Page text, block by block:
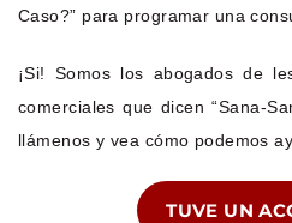
Caso?” para programar una
¡Si! Somos los abogados de
comerciales que dicen “Sana-
llámenos y vea cómo podemos
TUVE UN